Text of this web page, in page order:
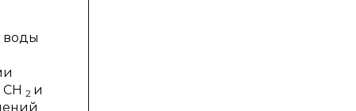
воды
СН 2 и